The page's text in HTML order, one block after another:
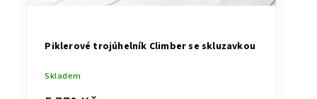
Piklerové trojúhelník Climber se skluzavkou
Skladem